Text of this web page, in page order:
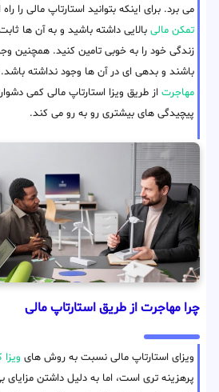
می برد. برای اینکه بتوانید استارتاپ مالی را
تمکن مالی بالایی داشته باشید و به آن ها
زندگی خود را به خوبی تامین کنید. همچنین
باشند و بدهی ای در آن ها وجود نداشته باشد.
مهاجرت از طریق ویزا استارتاپ مالی کمی
پیچیدگی های بیشتری رو به رو می کند.
چرا مهاجرت از طریق استارتاپ مالی
ویزای استارتاپ مالی نسبت به روش های ویزا
پرهزینه تری است، اما به دلیل داشتن مزایای